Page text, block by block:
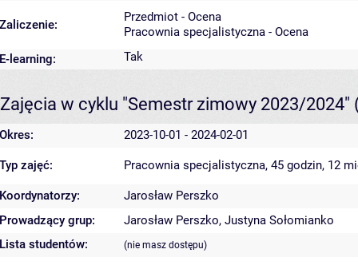
Zaliczenie:
Przedmiot - Ocena
Pracownia specjalistyczna - Ocena
E-learning:
Tak
Zajęcia w cyklu "Semestr zimowy 2023/2024"
Okres: 2023-10-01 - 2024-02-01
Typ zajęć: Pracownia specjalistyczna, 45 godzin, 12
Koordynatorzy:
Jarosław Perszko
Prowadzący grup:
Jarosław Perszko, Justyna Sołomianko
Lista studentów:
(nie masz dostępu)